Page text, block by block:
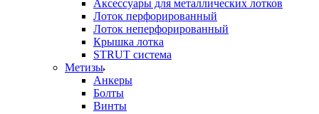
Аксессуары для металлических лотков
Лоток перфорированный
Лоток неперфорированный
Крышка лотка
STRUT система
Метизы
Анкеры
Болты
Винты